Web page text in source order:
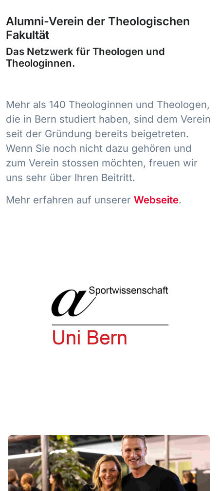
Alumni-Verein der Theologischen
Fakultät
Das Netzwerk für Theologen und
Theologinnen.
Mehr als 140 Theologinnen und Theologen,
die in Bern studiert haben, sind dem Verein
seit der Gründung bereits beigetreten.
Wenn Sie noch nicht dazu gehören und
zum Verein stossen möchten, freuen wir
uns sehr über Ihren Beitritt.
Mehr erfahren auf unserer Webseite.